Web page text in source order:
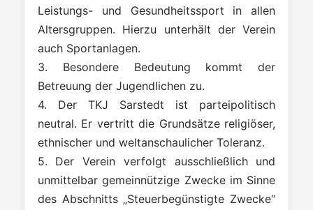
Leistungs- und Gesundheitssport in allen
Altersgruppen. Hierzu unterhält der Verein
auch Sportanlagen.
3. Besondere Bedeutung kommt der
Betreuung der Jugendlichen zu.
4. Der TKJ Sarstedt ist parteipolitisch
neutral. Er vertritt die Grundsätze religiöser,
ethnischer und weltanschaulicher Toleranz.
5. Der Verein verfolgt ausschließlich und
unmittelbar gemeinnützige Zwecke im Sinne
des Abschnitts „Steuerbegünstigte Zwecke“